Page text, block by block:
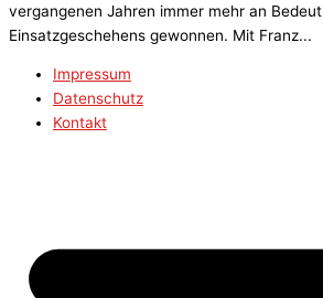
vergangenen Jahren immer mehr an
Einsatzgeschehens gewonnen. Mit Franz...
Impressum
Datenschutz
Kontakt